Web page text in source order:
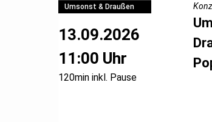
Umsonst & Draußen
13.09.2026
11:00 Uhr
120min inkl. Pause